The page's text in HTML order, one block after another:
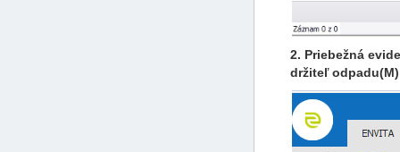
2. Priebežná
držiteľ